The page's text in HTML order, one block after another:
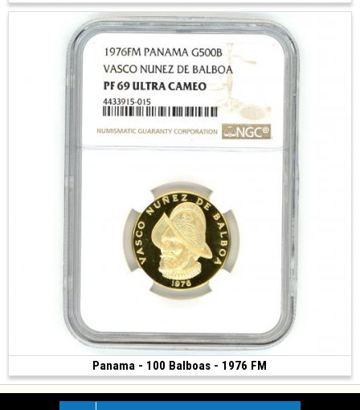
Panama - 100 Balboas - 1976 FM
(1976 • The Franklin Mint • 8.16 g • 26 mm)